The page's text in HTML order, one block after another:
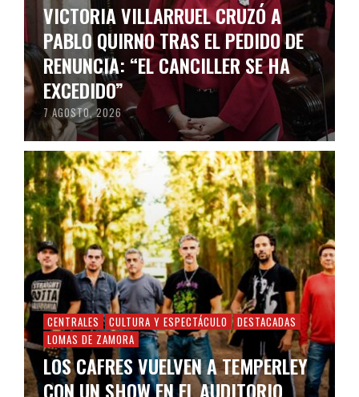
VICTORIA VILLARRUEL CRUZÓ A
PABLO QUIRNO TRAS EL PEDIDO DE
RENUNCIA: “EL CANCILLER SE HA
EXCEDIDO”
7 AGOSTO, 2026
CENTRALES CULTURA Y ESPECTÁCULO
DESTACADAS
LOMAS DE ZAMORA
LOS CAFRES VUELVEN A TEMPERLEY
CON UN SHOW EN EL AUDITORIO